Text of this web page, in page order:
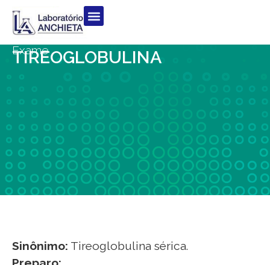
Exame
TIREOGLOBULINA
Sinônimo: Tireoglobulina sérica.